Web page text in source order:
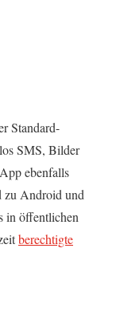
Standard-
SMS, Bilder
ebenfalls
zu Android und
in öffentlichen
berechtigte